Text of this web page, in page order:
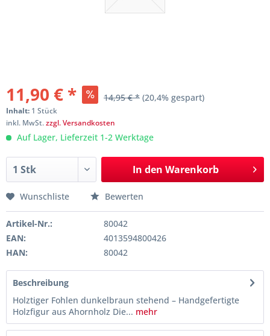
11,90 € * 14,95 € * (20,4% gespart)
Inhalt: 1 Stück
inkl. MwSt.zzgl. Versandkosten
Auf Lager, Lieferzeit 1-2 Werktage
In den Warenkorb
Wunschliste Bewerten
Artikel-Nr.:
80042
EAN:
4013594800426
HAN:
80042
Beschreibung
Holztiger Fohlen dunkelbraun stehend – Handgefertigte
Holzfigur aus Ahornholz Die... mehr